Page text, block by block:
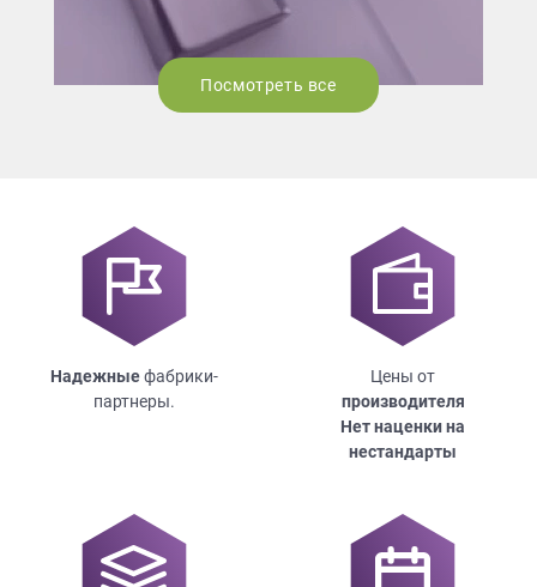
Посмотреть все
Надежныефабрики-
партнеры.
Цены от
производителя
Нет наценки на
нестандарты